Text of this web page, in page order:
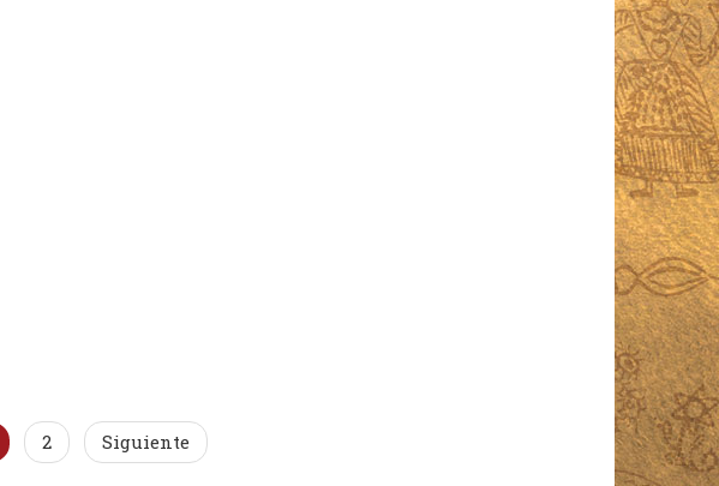
2 Siguiente